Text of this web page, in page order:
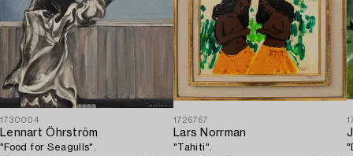
1730004
Lennart Öhrström
"Food for Seagulls".
1726767
Lars Norrman
"Tahiti".